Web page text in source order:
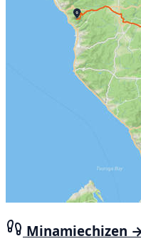
Minamiechizen